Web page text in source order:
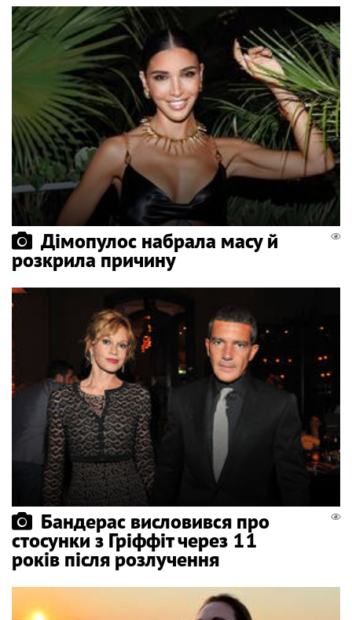
Дімопулос набрала масу й
розкрила причину
Бандерас висловився про
стосунки з Гріффіт через 11
років після розлучення